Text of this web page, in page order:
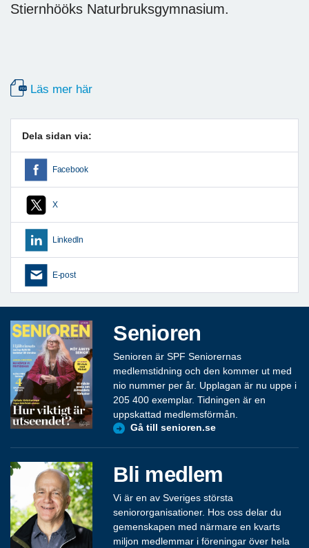
Stiernhööks Naturbruksgymnasium.
Läs mer här
Dela sidan via:
Facebook
X
LinkedIn
E-post
Senioren
Senioren är SPF Seniorernas
medlemstidning och den kommer ut med
nio nummer per år. Upplagan är nu uppe i
205 400 exemplar. Tidningen är en
uppskattad medlemsförmån.
Gå till senioren.se
Bli medlem
Vi är en av Sveriges största
seniororganisationer. Hos oss delar du
gemenskapen med närmare en kvarts
miljon medlemmar i föreningar över hela